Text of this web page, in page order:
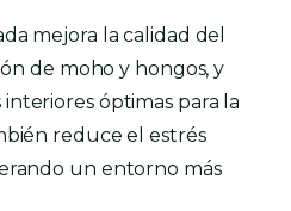
mejora la calidad del
de moho y hongos, y
óptimas para la
reduce el estrés
un entorno más